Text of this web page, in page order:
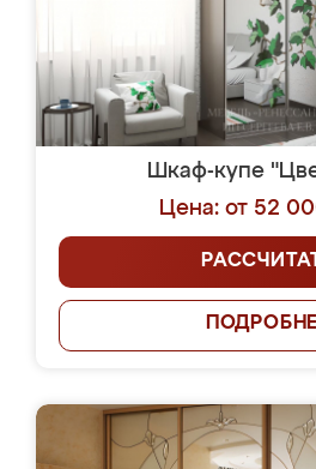
Шкаф-купе
Цена: от 52